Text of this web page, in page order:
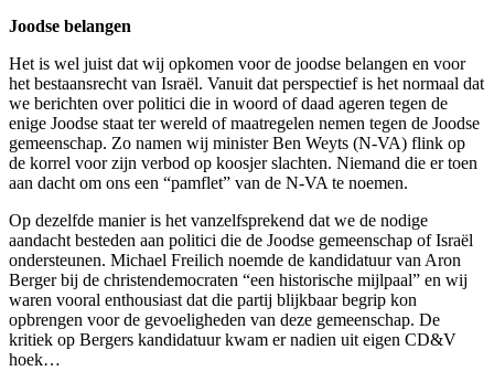
Joodse belangen
Het is wel juist dat wij opkomen voor de joodse belangen en voor
het bestaansrecht van Israël. Vanuit dat perspectief is het normaal dat
we berichten over politici die in woord of daad ageren tegen de
enige Joodse staat ter wereld of maatregelen nemen tegen de Joodse
gemeenschap. Zo namen wij minister Ben Weyts (N-VA) flink op
de korrel voor zijn verbod op koosjer slachten. Niemand die er toen
aan dacht om ons een “pamflet” van de N-VA te noemen.
Op dezelfde manier is het vanzelfsprekend dat we de nodige
aandacht besteden aan politici die de Joodse gemeenschap of Israël
ondersteunen. Michael Freilich noemde de kandidatuur van Aron
Berger bij de christendemocraten “een historische mijlpaal” en wij
waren vooral enthousiast dat die partij blijkbaar begrip kon
opbrengen voor de gevoeligheden van deze gemeenschap. De
kritiek op Bergers kandidatuur kwam er nadien uit eigen CD&V
hoek…